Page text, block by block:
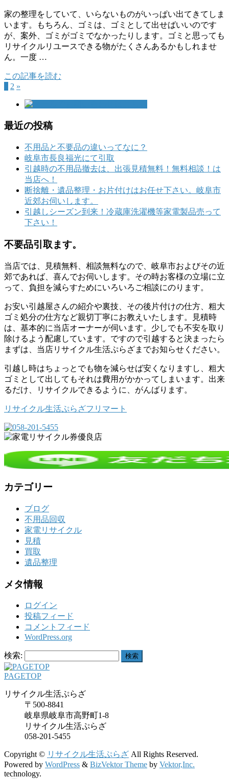
家の整理をしていて、いらないものがいっぱい出てきてしま
います。もちろん、ゴミは、ゴミとして出せばいいのです
が、案外、ゴミがゴミでなかったりします。ゴミと思っても
リサイクルリユースできる物がたくさんあるかもしれませ
ん。一度 …
この記事を読む
2 »
最近の投稿
不用品と不要品の違いってなに？
岐阜市長良福光にて引取
引越時の不用品撤去は、出張見積無料！無料相談！は
当店へ！
断捨離・遺品整理・お片付けはお任せ下さい。岐阜市
近郊お伺いします。
引越しシーズン到来！冷蔵庫洗濯機等家電製品売って
下さい！
不要品引取ます。
当店では、見積無料、相談無料なので、岐阜市およびその近
郊であれば、喜んでお伺いします。その時お客様の立場に立
って、負担を減らすためにいろいろご相談にのります。
お安い引越屋さんの紹介や裏技、その後片付けの仕方、粗大
ゴミ処分の仕方など親切丁寧にお教えいたします。見積時
は、基本的に当店オーナーが伺います。少しでも不安を取り
除けるよう配慮しています。ですので引越すると決まったら
まずは、当店リサイクル生活ぷらざまでお知らせください。
引越し時はちょっとでも物を減らせば安くなりますし、粗大
ゴミとして出してもそれは費用がかかってしまいます。出来
るだけ、リサイクルできるように、がんばります。
リサイクル生活ぷらざフリマート
カテゴリー
ブログ
不用品回収
家電リサイクル
見積
買取
遺品整理
メタ情報
ログイン
投稿フィード
コメントフィード
WordPress.org
検索:
PAGETOP
リサイクル生活ぷらざ
〒500-8841
岐阜県岐阜市高野町1-8
リサイクル生活ぷらざ
058-201-5455
Copyright © リサイクル生活ぷらざ All Rights Reserved.
Powered by WordPress & BizVektor Theme by Vektor,Inc.
technology.